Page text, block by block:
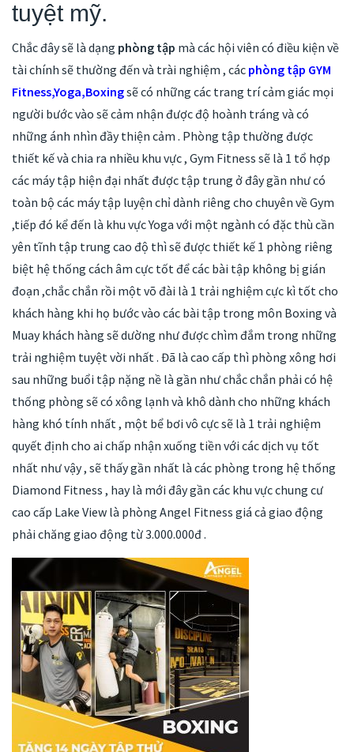
tuyệt mỹ.
Chắc đây sẽ là dạng phòng tập mà các hội viên có điều kiện về
tài chính sẽ thường đến và trài nghiệm , các phòng tập GYM
Fitness,Yoga,Boxingsẽ có những các trang trí cảm giác mọi
người bước vào sẽ cảm nhận được độ hoành tráng và có
những ánh nhìn đầy thiện cảm . Phòng tập thường được
thiết kế và chia ra nhiều khu vực , Gym Fitness sẽ là 1 tổ hợp
các máy tập hiện đại nhất được tập trung ở đây gần như có
toàn bộ các máy tập luyện chỉ dành riêng cho chuyên về Gym
,tiếp đó kể đến là khu vực Yoga với một ngành có đặc thù cần
yên tĩnh tập trung cao độ thì sẽ được thiết kế 1 phòng riêng
biệt hệ thống cách âm cực tốt để các bài tập không bị gián
đoạn ,chắc chắn rồi một võ đài là 1 trải nghiệm cực kì tốt cho
khách hàng khi họ bước vào các bài tập trong môn Boxing và
Muay khách hàng sẽ dường như được chìm đắm trong những
trải nghiệm tuyệt vời nhất . Đã là cao cấp thì phòng xông hơi
sau những buổi tập nặng nề là gần như chắc chắn phải có hệ
thống phòng sẽ có xông lạnh và khô dành cho những khách
hàng khó tính nhất , một bể bơi vô cực sẽ là 1 trải nghiệm
quyết định cho ai chấp nhận xuống tiền với các dịch vụ tốt
nhất như vậy , sẽ thấy gần nhất là các phòng trong hệ thống
Diamond Fitness , hay là mới đây gần các khu vực chung cư
cao cấp Lake View là phòng Angel Fitness giá cả giao động
phải chăng giao động từ 3.000.000đ .